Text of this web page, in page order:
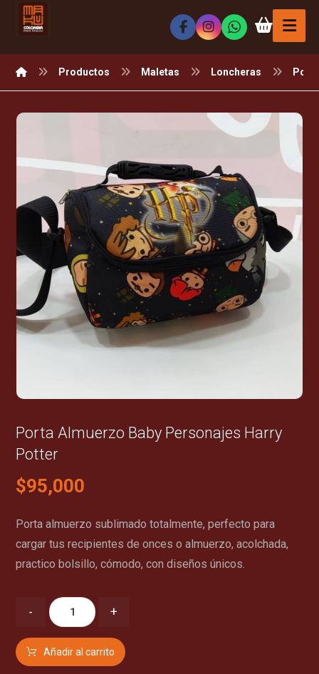
Productos Maletas Loncheras
Porta Almuerzo Baby Personajes Harry
Potter
$95,000
Porta almuerzo sublimado totalmente, perfecto para
cargar tus recipientes de onces o almuerzo, acolchada,
practico bolsillo, cómodo, con diseños únicos.
- +
Añadir al carrito